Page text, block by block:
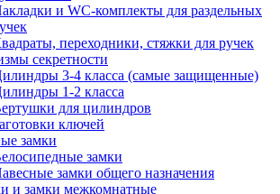
и WC-комплекты для раздельных
переходники, стяжки для ручек
секретности
3-4 класса (самые защищенные)
1-2 класса
для цилиндров
ключей
замки
замки
замки общего назначения
и замки межкомнатные